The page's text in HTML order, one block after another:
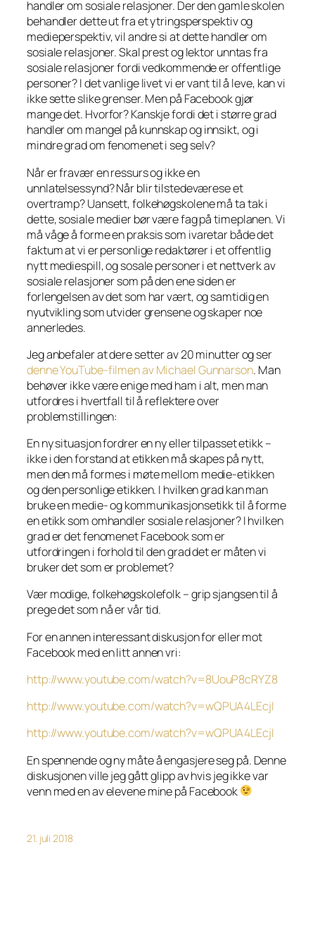
handler om sosiale relasjoner. Der den gamle skolen
behandler dette ut fra et ytringsperspektiv og
medieperspektiv, vil andre si at dette handler om
sosiale relasjoner. Skal prest og lektor unntas fra
sosiale relasjoner fordi vedkommende er offentlige
personer? I det vanlige livet vi er vant til å leve, kan vi
ikke sette slike grenser. Men på Facebook gjør
mange det. Hvorfor? Kanskje fordi det i større grad
handler om mangel på kunnskap og innsikt, og i
mindre grad om fenomenet i seg selv?
Når er fravær en ressurs og ikke en
unnlatelsessynd? Når blir tilstedeværese et
overtramp? Uansett, folkehøgskolene må ta tak i
dette, sosiale medier bør være fag på timeplanen. Vi
må våge å forme en praksis som ivaretar både det
faktum at vi er personlige redaktører i et offentlig
nytt mediespill, og sosale personer i et nettverk av
sosiale relasjoner som på den ene siden er
forlengelsen av det som har vært, og samtidig en
nyutvikling som utvider grensene og skaper noe
annerledes.
Jeg anbefaler at dere setter av 20 minutter og ser
denne YouTube-filmen av Michael Gunnarson. Man
behøver ikke være enige med ham i alt, men man
utfordres i hvertfall til å reflektere over
problemstillingen:
En ny situasjon fordrer en ny eller tilpasset etikk –
ikke i den forstand at etikken må skapes på nytt,
men den må formes i møte mellom medie-etikken
og den personlige etikken. I hvilken grad kan man
bruke en medie- og kommunikasjonsetikk til å forme
en etikk som omhandler sosiale relasjoner? I hvilken
grad er det fenomenet Facebook som er
utfordringen i forhold til den grad det er måten vi
bruker det som er problemet?
Vær modige, folkehøgskolefolk – grip sjangsen til å
prege det som nå er vår tid.
For en annen interessant diskusjon for eller mot
Facebook med en litt annen vri:
http://www.youtube.com/watch?v=8UouP8cRYZ8
http://www.youtube.com/watch?v=wQPUA4LEcjI
http://www.youtube.com/watch?v=wQPUA4LEcjI
En spennende og ny måte å engasjere seg på. Denne
diskusjonen ville jeg gått glipp av hvis jeg ikke var
venn med en av elevene mine på Facebook
21. juli 2018